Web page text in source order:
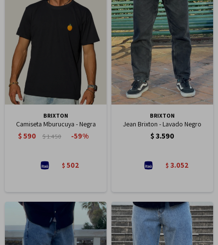
BRIXTON
Camiseta Mburucuya - Negra
$590 $1.450 59
$ 502
BRIXTON
Jean Brixton - Lavado Negro
$3.590
$ 3.052